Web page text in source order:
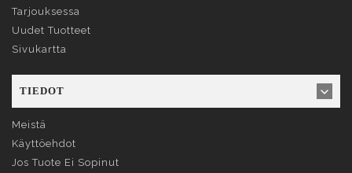
Tarjouksessa
Uudet Tuotteet
Sivukartta
TIEDOT
Meistä
Käyttöehdot
Jos Tuote Ei Sopinut